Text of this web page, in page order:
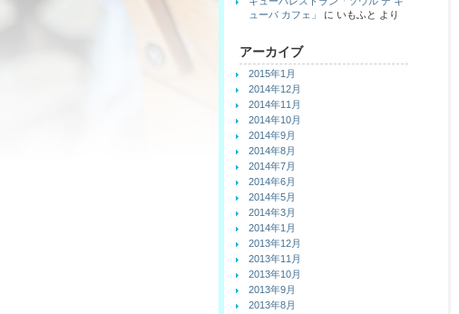
ューバ カフェ」
に いもふと より
アーカイブ
2015年1月
2014年12月
2014年11月
2014年10月
2014年9月
2014年8月
2014年7月
2014年6月
2014年5月
2014年3月
2014年1月
2013年12月
2013年11月
2013年10月
2013年9月
2013年8月